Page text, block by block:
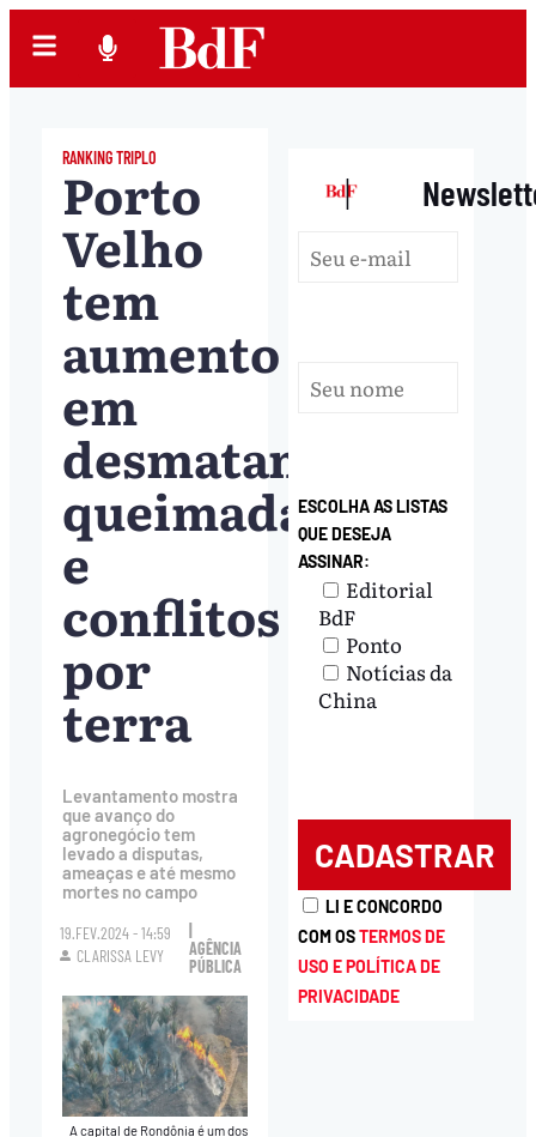
RANKING TRIPLO
Porto
Velho
tem
aumento
em
desmatamento,
queimadas
e
conflitos
por
terra
Levantamento mostra
que avanço do
agronegócio tem
levado a disputas,
ameaças e até mesmo
mortes no campo
19.FEV.2024 - 14:59
CLARISSA LEVY
AGÊNCIA
PÚBLICA
A capital de Rondônia é um dos
|
ESCOLHA AS LISTAS
QUE DESEJA
ASSINAR:
Editorial
BdF
Ponto
Notícias da
China
LI E CONCORDO
COM OSTERMOS DE
USO E POLÍTICA DE
PRIVACIDADE